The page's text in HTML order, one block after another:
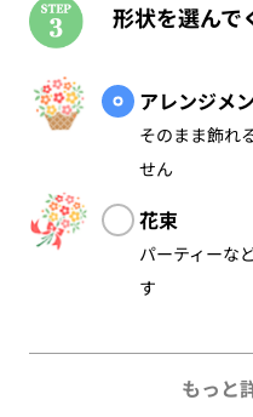
形状を選んで
アレンジメ
そのまま飾れ
せん
花束
パーティーな
す
もっと